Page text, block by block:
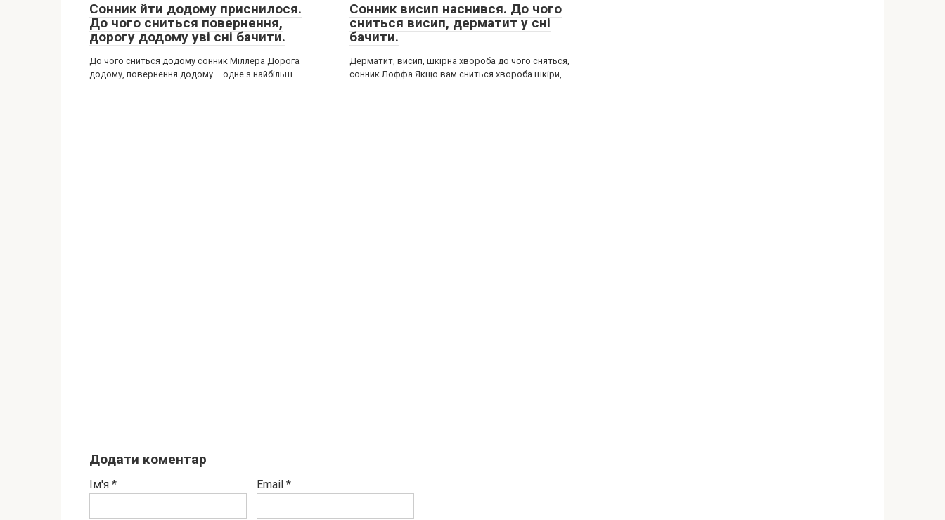
Сонник йти додому приснилося.
До чого сниться повернення,
дорогу додому уві сні бачити.
До чого сниться додому сонник Міллера Дорога
додому, повернення додому – одне з найбільш
Сонник висип наснився. До чого
сниться висип, дерматит у сні
бачити.
Дерматит, висип, шкірна хвороба до чого сняться,
сонник Лоффа Якщо вам сниться хвороба шкіри,
Додати коментар
Ім'я * Email *